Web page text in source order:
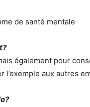
de santé mentale
également pour
l’exemple aux autres